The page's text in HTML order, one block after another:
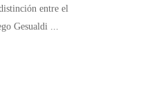
entre el
Gesualdi